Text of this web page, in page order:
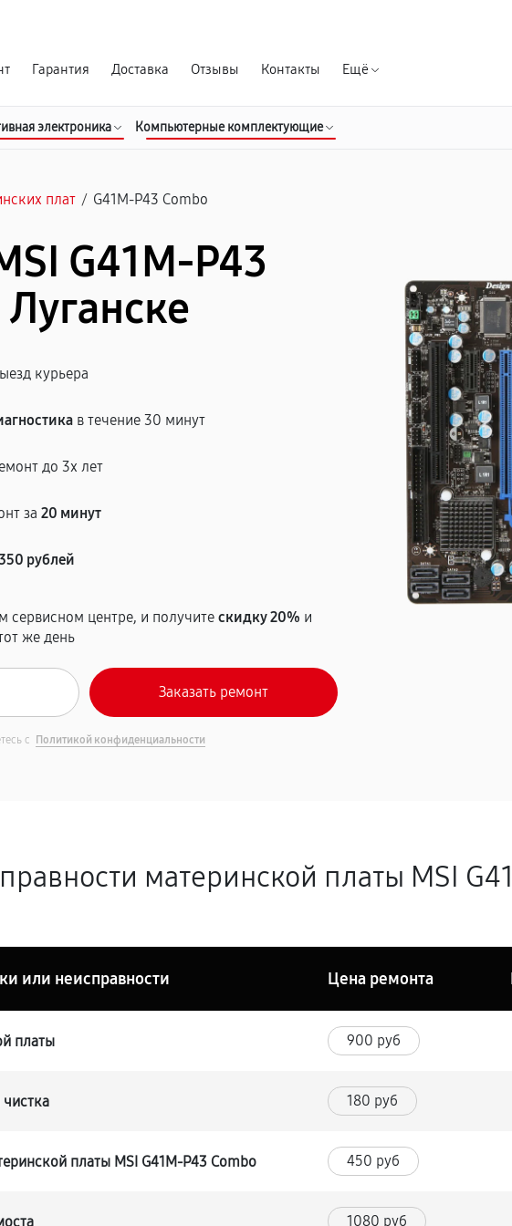
Гарантия Доставка Отзывы Контакты Ещё
электроника Компьютерные комплектующие
плат / G41M-P43 Combo
G41M-P43
курьера
в течение 30 минут
до 3х лет
за20 минут
рублей
сервисном центре, и получитескидку 20% и
же день
с Политикой конфиденциальности
материнской платы MSI
или неисправности Цена ремонта
платы 900 руб
180 руб
платы MSI G41M-P43 Combo 450 руб
1080 руб